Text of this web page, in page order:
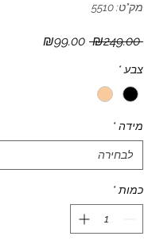
מק"ט: 5510
₪249.00
מחיר
₪99.00מחיר
צבע *
מידה *
לבחירה
כמות *